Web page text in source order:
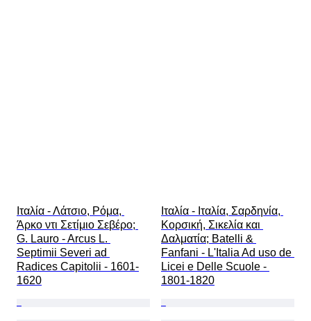
Ιταλία - Λάτσιο, Ρόμα,
Άρκο ντι Σετίμιο Σεβέρο;
G. Lauro - Arcus L.
Septimii Severi ad
Radices Capitolii - 1601-
1620
Ιταλία - Ιταλία, Σαρδηνία,
Κορσική, Σικελία και
Δαλματία; Batelli &
Fanfani - L'Italia Ad uso de
Licei e Delle Scuole -
1801-1820